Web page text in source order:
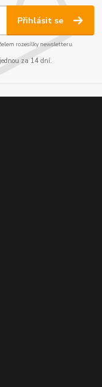
Přihlásit se
rozesílky newsletteru.
za 14 dní.